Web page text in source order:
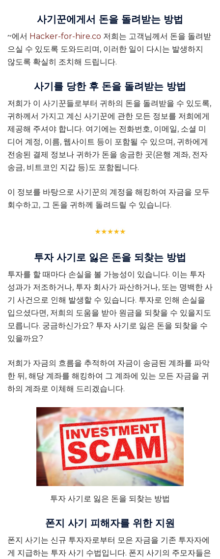
사기꾼에게서 돈을 돌려받는 방법
~에서 Hacker-for-hire.co 저희는 고객님께서 돈을 돌려받
으실 수 있도록 도와드리며, 이러한 일이 다시는 발생하지
않도록 확실히 조치해 드립니다.
사기를 당한 후 돈을 돌려받는 방법
저희가 이 사기꾼들로부터 귀하의 돈을 돌려받을 수 있도록,
귀하께서 가지고 계신 사기꾼에 관한 모든 정보를 저희에게
제공해 주셔야 합니다. 여기에는 전화번호, 이메일, 소셜 미
디어 계정, 이름, 웹사이트 등이 포함될 수 있으며, 귀하에게
전송된 결제 정보나 귀하가 돈을 송금한 곳(은행 계좌, 전자
송금, 비트코인 지갑 등)도 포함됩니다.
이 정보를 바탕으로 사기꾼의 계정을 해킹하여 자금을 모두
회수하고, 그 돈을 귀하께 돌려드릴 수 있습니다.
투자 사기로 잃은 돈을 되찾는 방법
투자를 할 때마다 손실을 볼 가능성이 있습니다. 이는 투자
성과가 저조하거나, 투자 회사가 파산하거나, 또는 명백한 사
기 사건으로 인해 발생할 수 있습니다. 투자로 인해 손실을
입으셨다면, 저희의 도움을 받아 원금을 되찾을 수 있을지도
모릅니다. 궁금하신가요? 투자 사기로 잃은 돈을 되찾을 수
있을까요?
저희가 자금의 흐름을 추적하여 자금이 송금된 계좌를 파악
한 뒤, 해당 계좌를 해킹하여 그 계좌에 있는 모든 자금을 귀
하의 계좌로 이체해 드리겠습니다.
투자 사기로 잃은 돈을 되찾는 방법
폰지 사기 피해자를 위한 지원
폰지 사기는 신규 투자자로부터 모은 자금을 기존 투자자에
게 지급하는 투자 사기 수법입니다. 폰지 사기의 주모자들은